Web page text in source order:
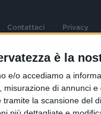
è la
e/o accediamo a
di annunci
la scansione del
Contattaci Privacy
| Tutti i diritti
derivanti dalla
versato. Iscr. Reg. Imprese